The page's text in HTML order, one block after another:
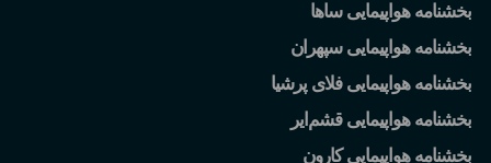
بخشنامه هواپیمایی ساها
بخشنامه هواپیمایی سپهران
بخشنامه هواپیمایی فلای پرشیا
بخشنامه هواپیمایی قشم ایر
بخشنامه هواپیمایی کارون